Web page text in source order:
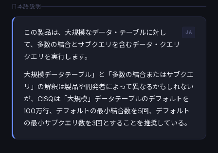
日本語説明
JA
この製品は、大規模なデータ・テーブルに対し
て、多数の結合とサブクエリを含むデータ・クエリ
クエリを実行します。
大規模データテーブル」と「多数の結合またはサブクエ
リ」の解釈は製品や開発者によって異なるかもしれない
が、CISQは「大規模」データテーブルのデフォルトを
100万行、デフォルトの最小結合数を5回、デフォルト
の最小サブクエリ数を3回とすることを推奨している。